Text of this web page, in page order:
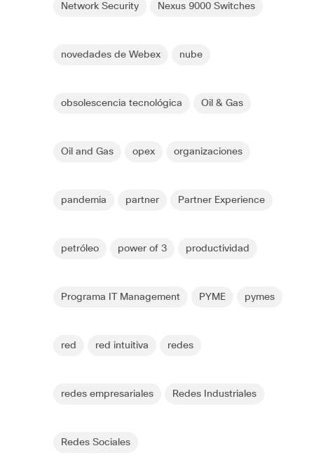
Network Security Nexus 9000 Switches
novedades de Webex nube
obsolescencia tecnológica Oil & Gas
Oil and Gas opex organizaciones
pandemia partner Partner Experience
petróleo power of 3 productividad
Programa IT Management PYME pymes
red red intuitiva redes
redes empresariales Redes Industriales
Redes Sociales